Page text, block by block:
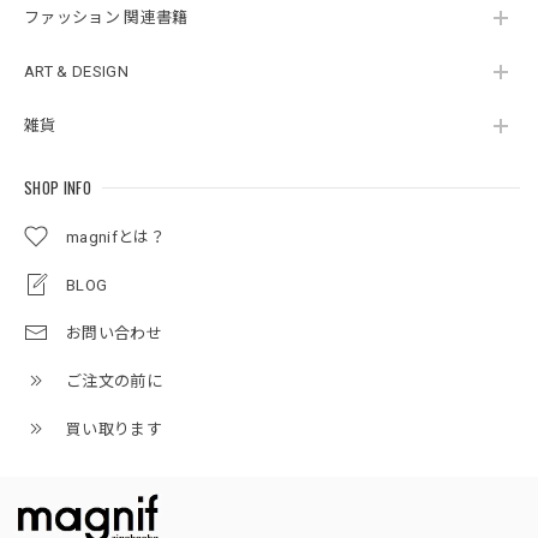
ファッション 関連書籍
ART & DESIGN
雑貨
SHOP INFO
magnifとは？
BLOG
お問い合わせ
ご注文の前に
買い取ります